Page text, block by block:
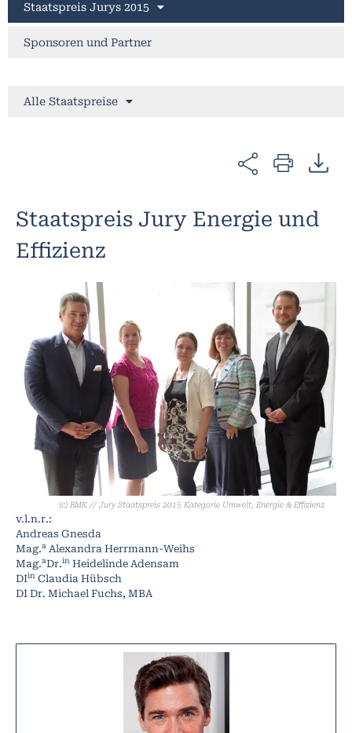
Staatspreis Jurys 2015
Sponsoren und Partner
Alle Staatspreise
Staatspreis Jury Energie und
Effizienz
(c) BMK // Jury Staatspreis 2015 Kategorie Umwelt, Energie & Effizienz
v.l.n.r.:
Andreas Gnesda
Mag.a Alexandra Herrmann-Weihs
Mag.aDr.in Heidelinde Adensam
DIin Claudia Hübsch
DI Dr. Michael Fuchs, MBA